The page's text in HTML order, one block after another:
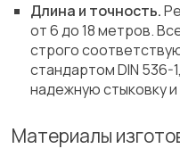
Длина и точность.
от 6 до 18 метров.
строго
стандартом DIN 536-
надежную стыковку
Материалы